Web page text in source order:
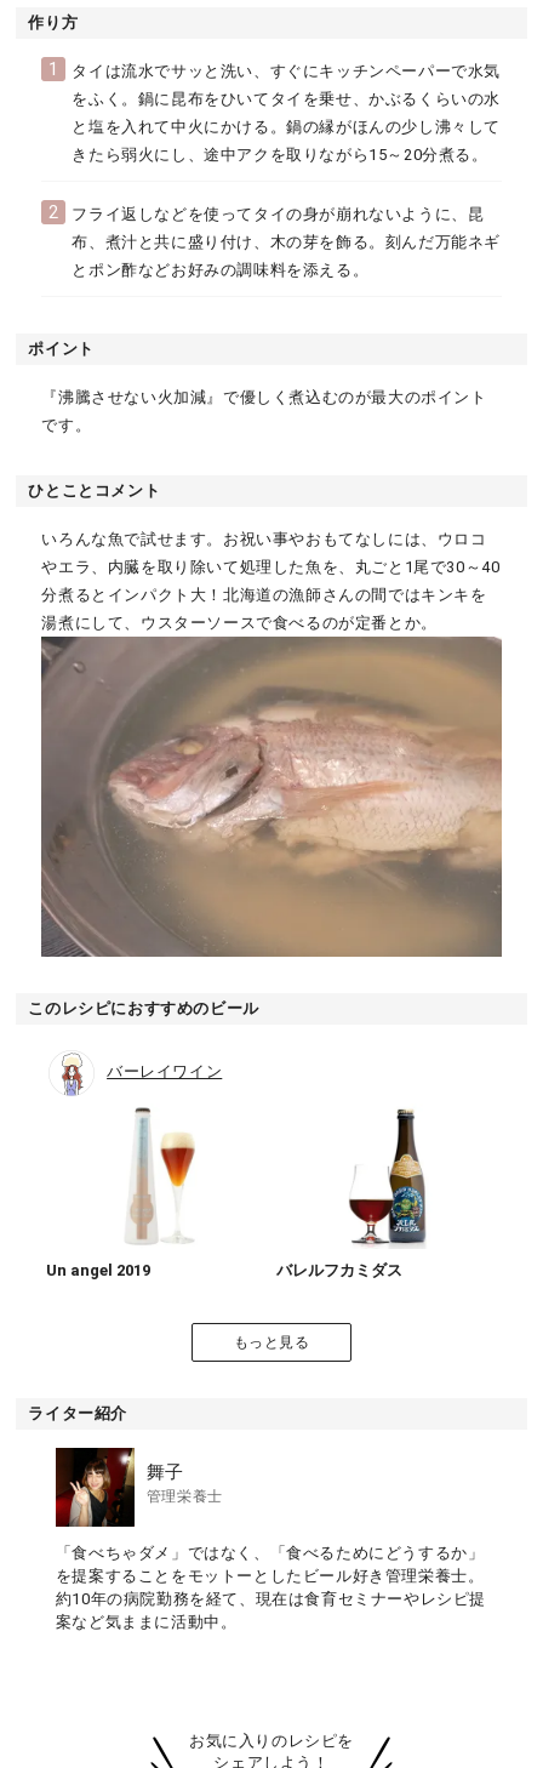
作り方
1
タイは流水でサッと洗い、すぐにキッチンペーパーで水気
をふく。鍋に昆布をひいてタイを乗せ、かぶるくらいの水
と塩を入れて中火にかける。鍋の縁がほんの少し沸々して
きたら弱火にし、途中アクを取りながら15～20分煮る。
2
フライ返しなどを使ってタイの身が崩れないように、昆
布、煮汁と共に盛り付け、木の芽を飾る。刻んだ万能ネギ
とポン酢などお好みの調味料を添える。
ポイント
『沸騰させない火加減』で優しく煮込むのが最大のポイント
です。
ひとことコメント
いろんな魚で試せます。お祝い事やおもてなしには、ウロコ
やエラ、内臓を取り除いて処理した魚を、丸ごと1尾で30～40
分煮るとインパクト大！北海道の漁師さんの間ではキンキを
湯煮にして、ウスターソースで食べるのが定番とか。
このレシピにおすすめのビール
バーレイワイン
Un angel 2019 バレルフカミダス
もっと見る
ライター紹介
舞子
管理栄養士
「食べちゃダメ」ではなく、「食べるためにどうするか」
を提案することをモットーとしたビール好き管理栄養士。
約10年の病院勤務を経て、現在は食育セミナーやレシピ提
案など気ままに活動中。
お気に入りのレシピを
シェアしよう！